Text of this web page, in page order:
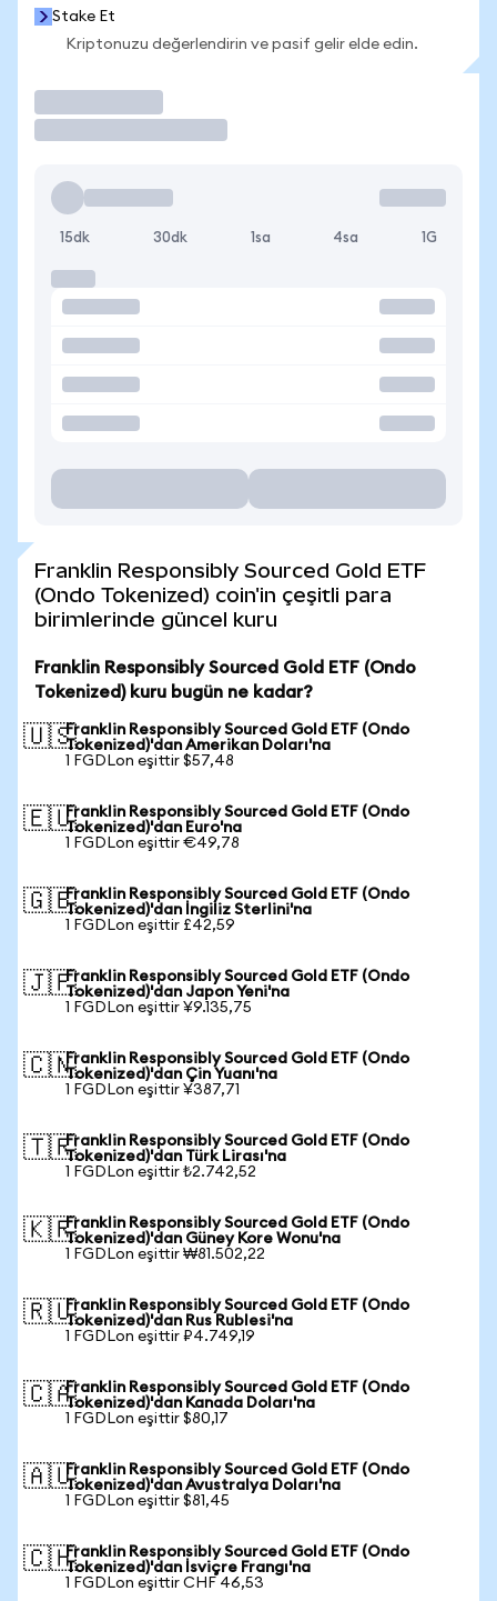
Stake Et
Kriptonuzu değerlendirin ve pasif gelir elde edin.
15dk 30dk 1sa 4sa 1G
Franklin Responsibly Sourced Gold ETF
(Ondo Tokenized) coin'in çeşitli para
birimlerinde güncel kuru
Franklin Responsibly Sourced Gold ETF (Ondo
Tokenized) kuru bugün ne kadar?
🇺🇸Franklin Responsibly Sourced Gold ETF (Ondo
Tokenized)'dan Amerikan Doları'na
1 FGDLon eşittir $57,48
🇪🇺Franklin Responsibly Sourced Gold ETF (Ondo
Tokenized)'dan Euro'na
1 FGDLon eşittir €49,78
🇬🇧Franklin Responsibly Sourced Gold ETF (Ondo
Tokenized)'dan İngiliz Sterlini'na
1 FGDLon eşittir £42,59
🇯🇵Franklin Responsibly Sourced Gold ETF (Ondo
Tokenized)'dan Japon Yeni'na
1 FGDLon eşittir ¥9.135,75
🇨🇳Franklin Responsibly Sourced Gold ETF (Ondo
Tokenized)'dan Çin Yuanı'na
1 FGDLon eşittir ¥387,71
🇹🇷Franklin Responsibly Sourced Gold ETF (Ondo
Tokenized)'dan Türk Lirası'na
1 FGDLon eşittir ₺2.742,52
🇰🇷Franklin Responsibly Sourced Gold ETF (Ondo
Tokenized)'dan Güney Kore Wonu'na
1 FGDLon eşittir ₩81.502,22
🇷🇺Franklin Responsibly Sourced Gold ETF (Ondo
Tokenized)'dan Rus Rublesi'na
1 FGDLon eşittir ₽4.749,19
🇨🇦Franklin Responsibly Sourced Gold ETF (Ondo
Tokenized)'dan Kanada Doları'na
1 FGDLon eşittir $80,17
🇦🇺Franklin Responsibly Sourced Gold ETF (Ondo
Tokenized)'dan Avustralya Doları'na
1 FGDLon eşittir $81,45
🇨🇭Franklin Responsibly Sourced Gold ETF (Ondo
Tokenized)'dan İsviçre Frangı'na
1 FGDLon eşittir CHF 46,53